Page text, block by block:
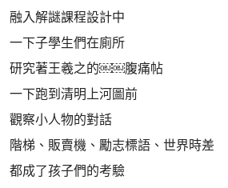
融入解謎課程設計中
一下子學生們在廁所
研究著王羲之的￼￼腹痛帖
一下跑到清明上河圖前
觀察小人物的對話
階梯、販賣機、勵志標語、世界時差
都成了孩子們的考驗